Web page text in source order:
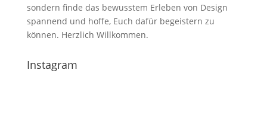
sondern finde das bewusstem Erleben von Design
spannend und hoffe, Euch dafür begeistern zu
können. Herzlich Willkommen.
Instagram